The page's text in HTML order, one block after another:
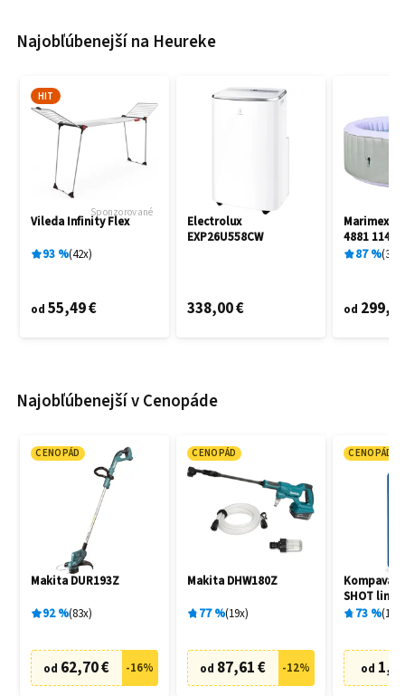
Najobľúbenejší na Heureke
HIT
Sponzorované
Vileda Infinity Flex
93% 42x
od 55,49 €
Electrolux
EXP26U558CW
338,00 €
Marimex
4881
87% 3
od
Najobľúbenejší v Cenopáde
CENOPÁD
Makita DUR193Z
92% 83x
od 62,70 € -16%
CENOPÁD
Makita DHW180Z
77% 19x
od 87,61 € -12%
CENOPÁD
Kompava
SHOT
73% 1
od